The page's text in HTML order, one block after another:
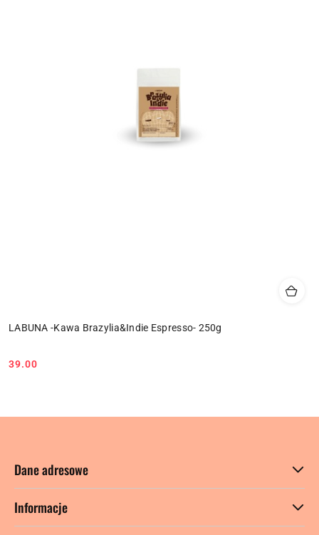
LABUNA -Kawa Brazylia&Indie Espresso- 250g
Cena:
39.00
Dane adresowe
Informacje